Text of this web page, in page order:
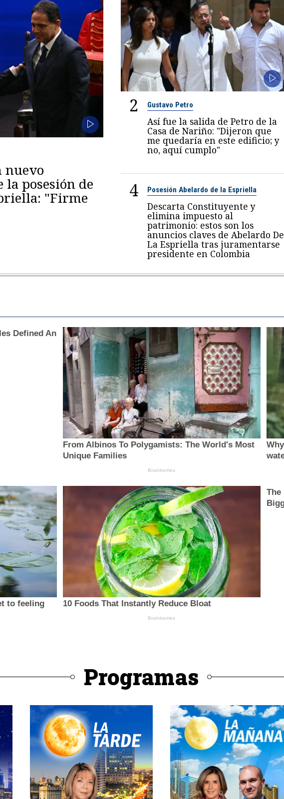
nuevo
posesión de
"Firme
2 Gustavo Petro
Así fue la salida de Petro de la
Casa de Nariño: "Dijeron que
me quedaría en este edificio; y
no, aquí cumplo"
4 Posesión Abelardo de la Espriella
Descarta Constituyente y
elimina impuesto al
patrimonio: estos son los
anuncios claves de Abelardo De
La Espriella tras juramentarse
presidente en Colombia
Programas